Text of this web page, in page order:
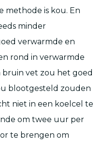
methode is kou. En
minder
verwarmde en
rond in verwarmde
bruin vet zou het goed
blootgesteld zouden
niet in een koelcel te
om twee uur per
te brengen om